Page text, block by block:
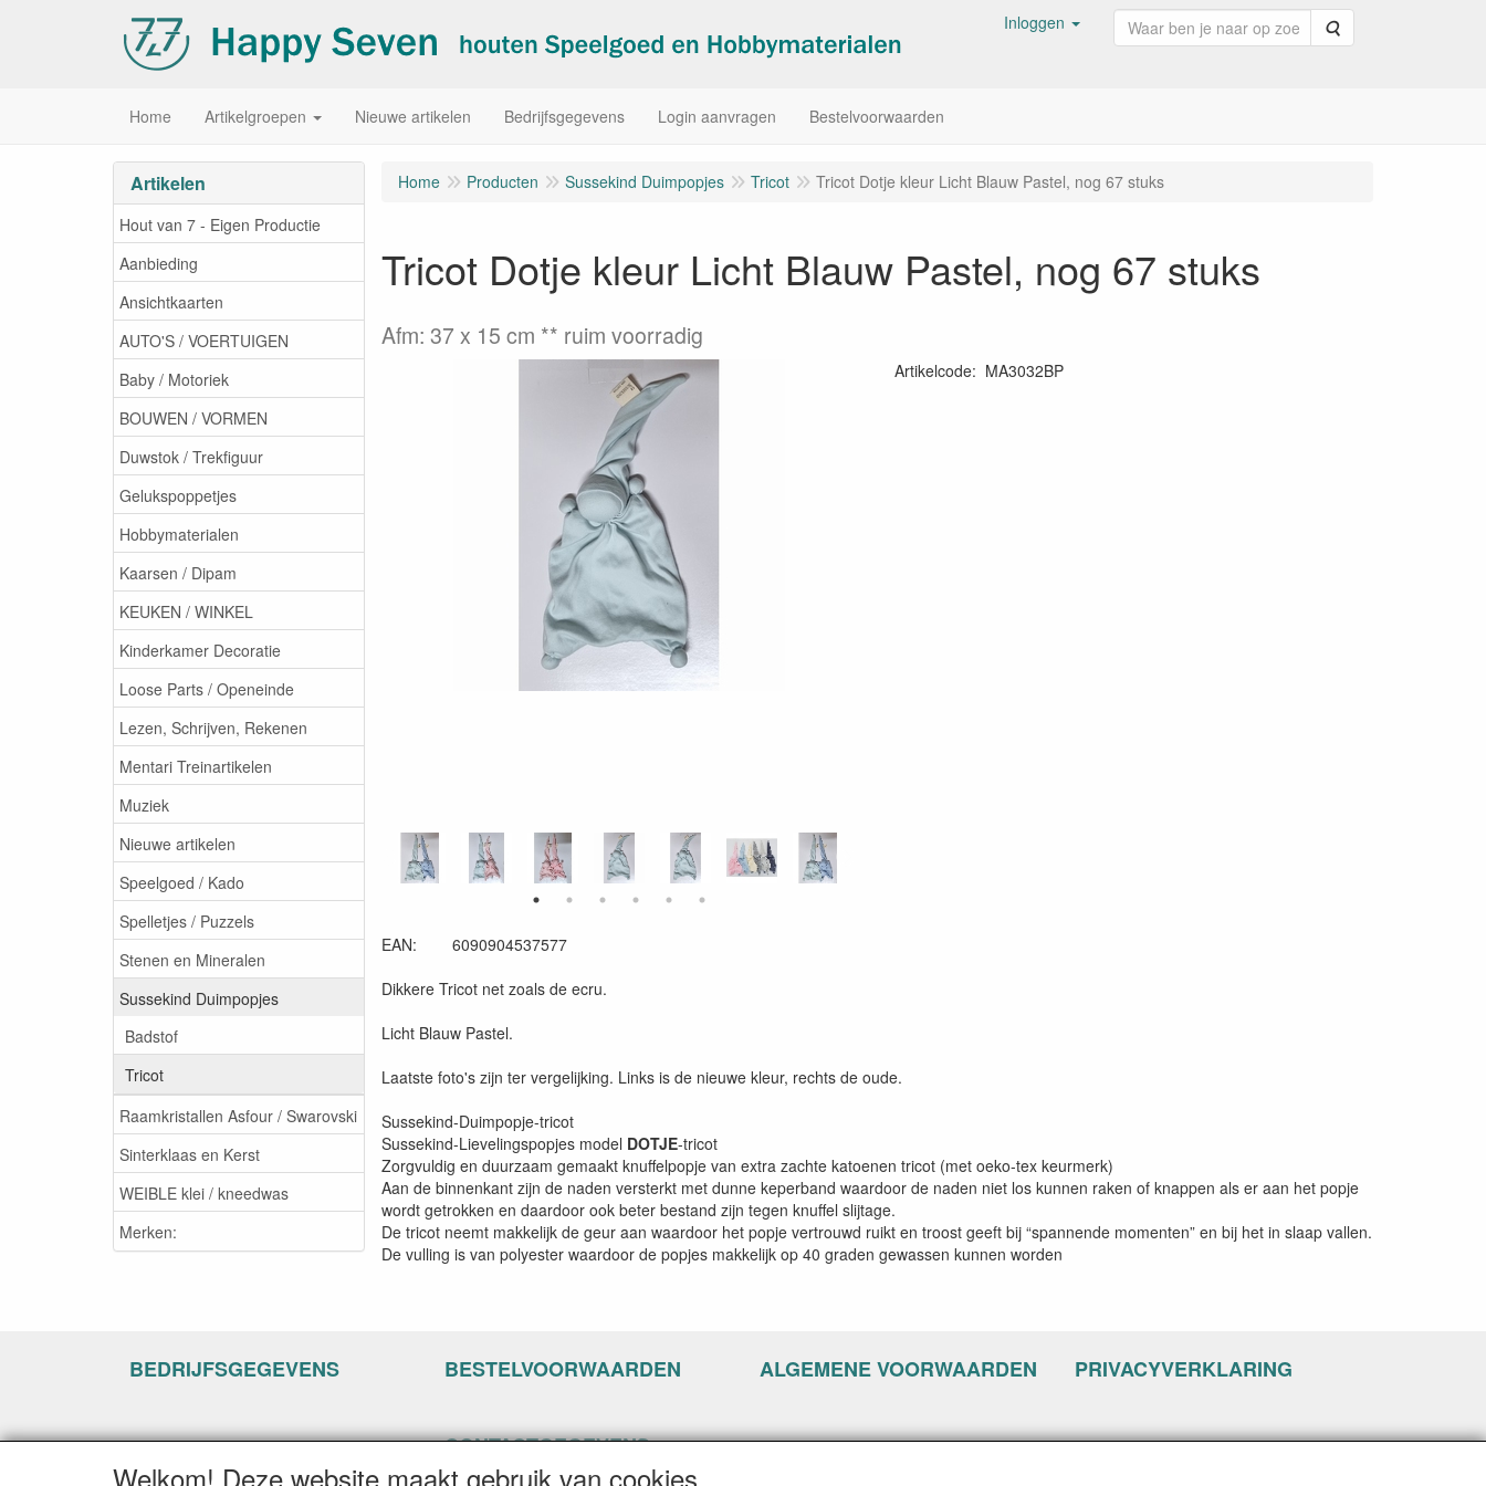
Inloggen Zoeken
Home Artikelgroepen Nieuwe artikelen Bedrijfsgegevens Login aanvragen Bestelvoorwaarden
Artikelen
Hout van 7 - Eigen Productie
Aanbieding
Ansichtkaarten
AUTO'S / VOERTUIGEN
Baby / Motoriek
BOUWEN / VORMEN
Duwstok / Trekfiguur
Gelukspoppetjes
Hobbymaterialen
Kaarsen / Dipam
KEUKEN / WINKEL
Kinderkamer Decoratie
Loose Parts / Openeinde
Lezen, Schrijven, Rekenen
Mentari Treinartikelen
Muziek
Nieuwe artikelen
Speelgoed / Kado
Spelletjes / Puzzels
Stenen en Mineralen
Sussekind Duimpopjes
Badstof
Tricot
Raamkristallen Asfour / Swarovski
Sinterklaas en Kerst
WEIBLE klei / kneedwas
Merken:
Home Producten Sussekind Duimpopjes Tricot Tricot Dotje kleur Licht Blauw Pastel, nog 67 stuks
Tricot Dotje kleur Licht Blauw Pastel, nog 67 stuks
Afm: 37 x 15 cm ** ruim voorradig
Artikelcode: MA3032BP
EAN: 6090904537577
Dikkere Tricot net zoals de ecru.
Licht Blauw Pastel.
Laatste foto's zijn ter vergelijking. Links is de nieuwe kleur, rechts de oude.
Sussekind-Duimpopje-tricot
Sussekind-Lievelingspopjes model DOTJE-tricot
Zorgvuldig en duurzaam gemaakt knuffelpopje van extra zachte katoenen tricot (met oeko-tex keurmerk)
Aan de binnenkant zijn de naden versterkt met dunne keperband waardoor de naden niet los kunnen raken of knappen als er aan het popje
wordt getrokken en daardoor ook beter bestand zijn tegen knuffel slijtage.
De tricot neemt makkelijk de geur aan waardoor het popje vertrouwd ruikt en troost geeft bij “spannende momenten” en bij het in slaap vallen.
De vulling is van polyester waardoor de popjes makkelijk op 40 graden gewassen kunnen worden
BEDRIJFSGEGEVENS BESTELVOORWAARDEN ALGEMENE VOORWAARDEN PRIVACYVERKLARING
CONTACTGEGEVENS
www.happyseven.nl
Welkom! Deze website maakt gebruik van cookies